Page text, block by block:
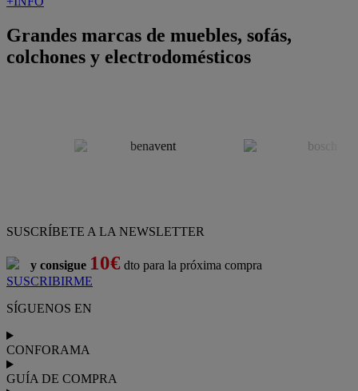
Grandes marcas de muebles, sofás,
colchones y electrodomésticos
SUSCRÍBETE A LA NEWSLETTER
y consigue 10€ dto para la próxima compra
SUSCRIBIRME
SÍGUENOS EN
CONFORAMA
GUÍA DE COMPRA